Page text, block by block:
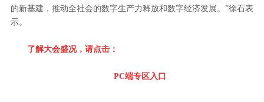
的新基建，推动全社会的数字生产力释放和数字经济发展。”徐石表
示。
了解大会盛况，请点击：
PC端专区入口